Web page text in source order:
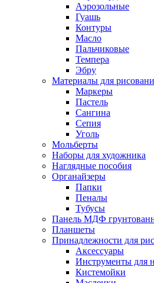
Аэрозольные
Гуашь
Контуры
Масло
Пальчиковые
Темпера
Эбру
Материалы для
Маркеры
Пастель
Сангина
Сепия
Уголь
Мольберты
Наборы для художника
Наглядные пособия
Органайзеры
Папки
Пеналы
Тубусы
Панель МДФ
Планшеты
Принадлежности для
Аксессуары
Инструменты для
Кистемойки